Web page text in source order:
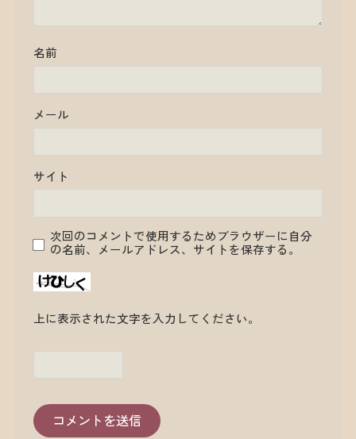
名前
メール
サイト
次回のコメントで使用するためブラウザーに自分
の名前、メールアドレス、サイトを保存する。
上に表示された文字を入力してください。